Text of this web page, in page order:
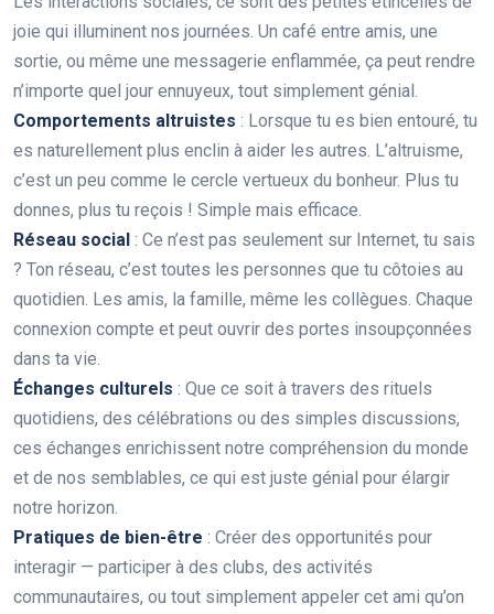
joie qui illuminent nos journées. Un café entre amis, une
sortie, ou même une messagerie enflammée, ça peut rendre
n’importe quel jour ennuyeux, tout simplement génial.
Comportements altruistes : Lorsque tu es bien entouré, tu
es naturellement plus enclin à aider les autres. L’altruisme,
c’est un peu comme le cercle vertueux du bonheur. Plus tu
donnes, plus tu reçois ! Simple mais efficace.
Réseau social : Ce n’est pas seulement sur Internet, tu sais
? Ton réseau, c’est toutes les personnes que tu côtoies au
quotidien. Les amis, la famille, même les collègues. Chaque
connexion compte et peut ouvrir des portes insoupçonnées
dans ta vie.
Échanges culturels : Que ce soit à travers des rituels
quotidiens, des célébrations ou des simples discussions,
ces échanges enrichissent notre compréhension du monde
et de nos semblables, ce qui est juste génial pour élargir
notre horizon.
Pratiques de bien-être : Créer des opportunités pour
interagir — participer à des clubs, des activités
communautaires, ou tout simplement appeler cet ami qu’on